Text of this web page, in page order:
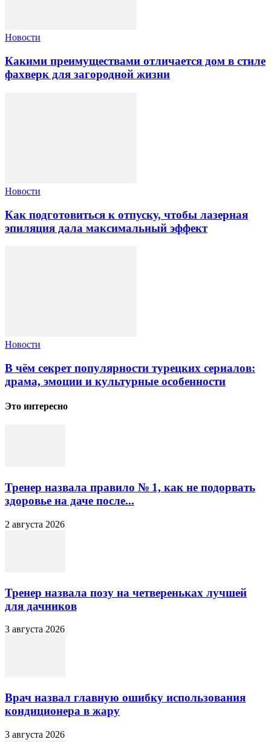
Новости
Какими преимуществами отличается дом в стиле
фахверк для загородной жизни
Новости
Как подготовиться к отпуску, чтобы лазерная
эпиляция дала максимальный эффект
Новости
В чём секрет популярности турецких сериалов:
драма, эмоции и культурные особенности
Это интересно
Тренер назвала правило № 1, как не подорвать
здоровье на даче после...
2 августа 2026
Тренер назвала позу на четвереньках лучшей
для дачников
3 августа 2026
Врач назвал главную ошибку использования
кондиционера в жару
3 августа 2026